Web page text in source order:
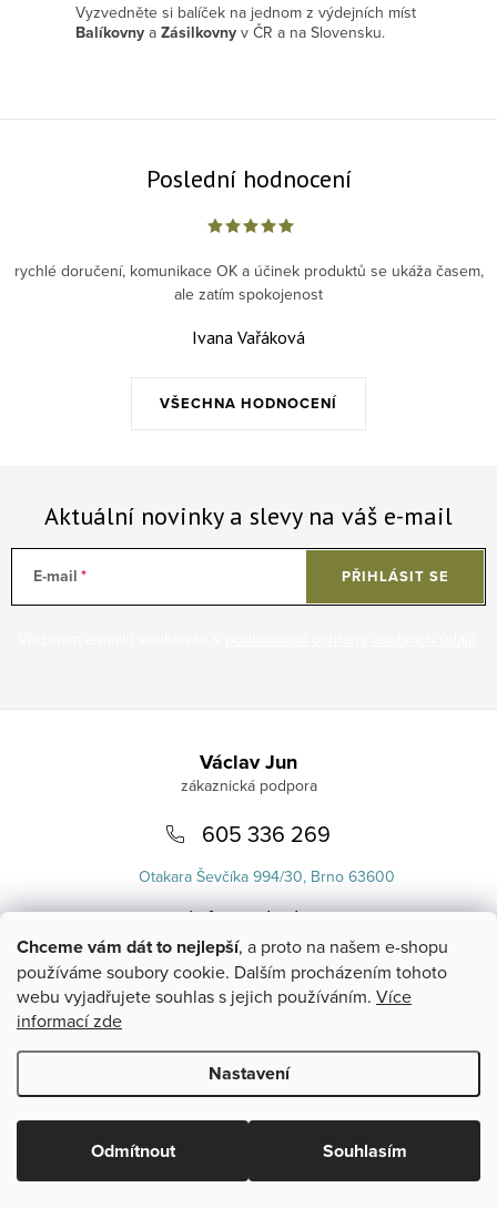
Chceme vám dát to nejlepší, a proto na našem e-shopu
používáme soubory cookie. Dalším procházením tohoto
webu vyjadřujete souhlas s jejich používáním. Více
informací zde
Nastavení
Odmítnout Souhlasím
Vyzvedněte si balíček na jednom z výdejních míst
Balíkovny a Zásilkovny v ČR a na Slovensku.
Poslední hodnocení
VŠECHNA HODNOCENÍ
rychlé doručení, komunikace OK a účinek produktů se ukáža časem,
ale zatím spokojenost
Ivana Vařáková
Aktuální novinky a slevy na váš e-mail
E-mail PŘIHLÁSIT SE
Václav Jun
605 336 269
Otakara Ševčíka 994/30, Brno 63600
info@uvlasku.cz
Copyright 2026UVlásku.cz. Všechna práva vyhrazena.Upravit
nastavení cookies